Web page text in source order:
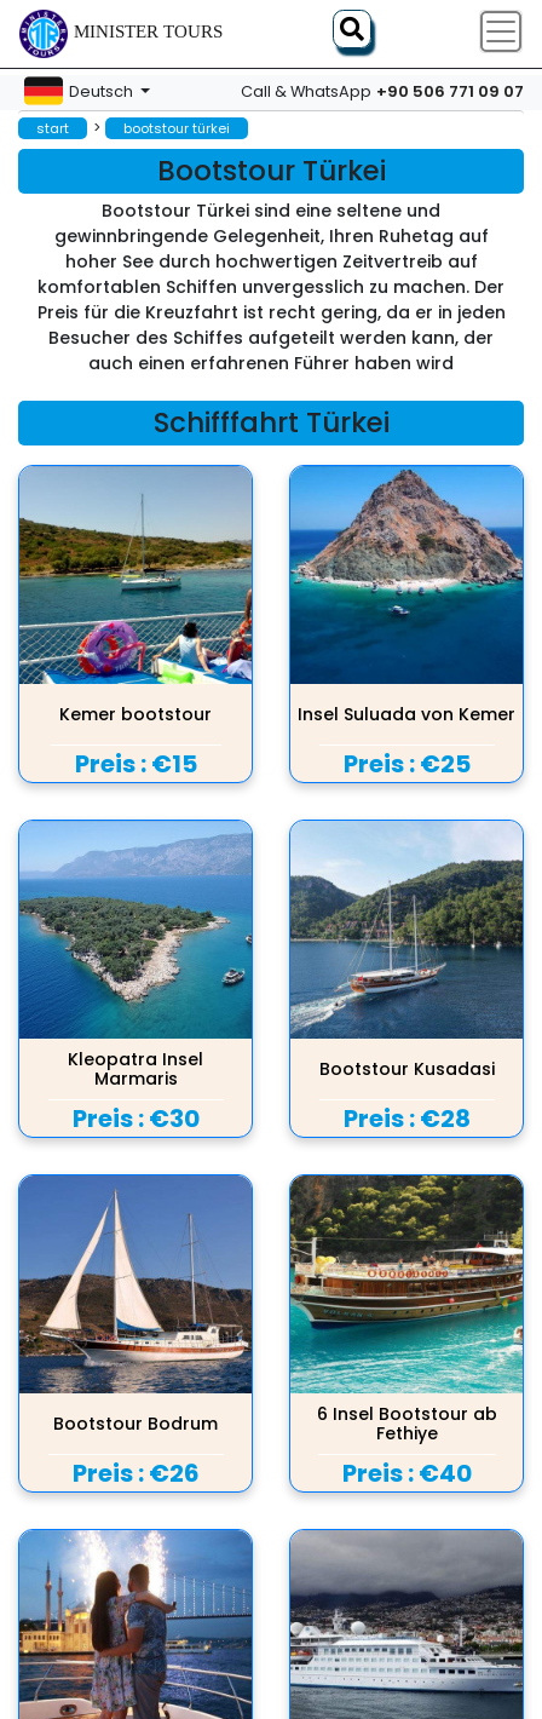
MINISTER TOURS
Deutsch Call & WhatsApp +90 506 771 09 07
start > bootstour türkei
Bootstour Türkei
Bootstour Türkei sind eine seltene und
gewinnbringende Gelegenheit, Ihren Ruhetag auf
hoher See durch hochwertigen Zeitvertreib auf
komfortablen Schiffen unvergesslich zu machen. Der
Preis für die Kreuzfahrt ist recht gering, da er in jeden
Besucher des Schiffes aufgeteilt werden kann, der
auch einen erfahrenen Führer haben wird
Schifffahrt Türkei
Kemer bootstour
Preis :€15
Insel Suluada von Kemer
Preis :€25
Kleopatra Insel
Marmaris
Preis :€30
Bootstour Kusadasi
Preis :€28
Bootstour Bodrum
Preis :€26
6 Insel Bootstour ab
Fethiye
Preis :€40